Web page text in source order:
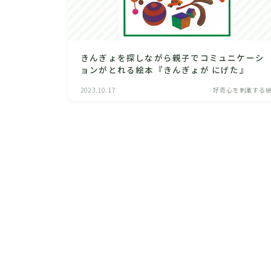
きんぎょを探しながら親子でコミュニケーシ
ョンがとれる絵本『きんぎょが にげた』
2023.10.17 好奇心を刺激する